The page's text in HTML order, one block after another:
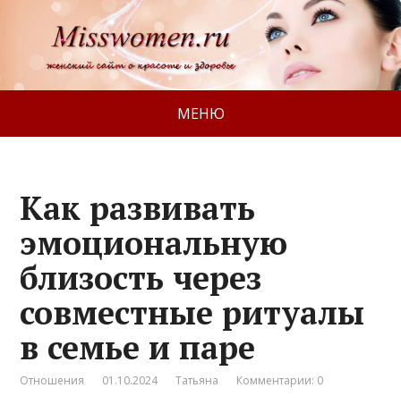
МЕНЮ
Как развивать
эмоциональную
близость через
совместные ритуалы
в семье и паре
Отношения 01.10.2024 Татьяна Комментарии: 0